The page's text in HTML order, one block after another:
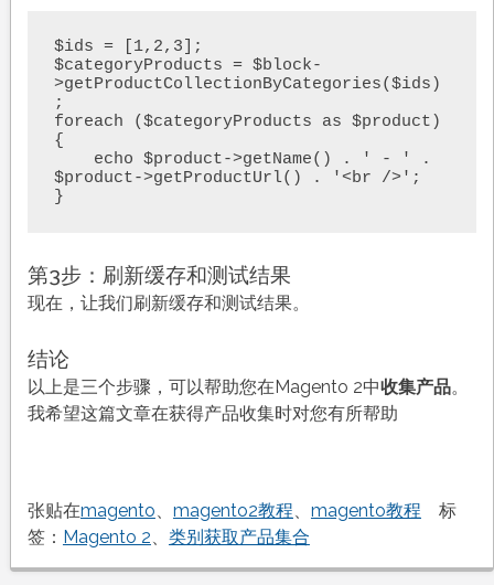
$ids = [1,2,3];
$categoryProducts = $block-
>getProductCollectionByCategories($ids)
;
foreach ($categoryProducts as $product)
{
$product->getProductUrl() . '<br />';
}
第3步：刷新缓存和测试结果
现在，让我们刷新缓存和测试结果。
结论
以上是三个步骤，可以帮助您在Magento 2中收集产品。
我希望这篇文章在获得产品收集时对您有所帮助
张贴在magento、 magento2教程、 magento教程
标
签： Magento 2、 类别获取产品集合